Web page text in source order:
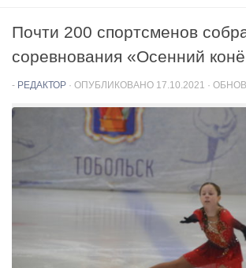
Почти 200 спортсменов
соревнования «Осенний
- РЕДАКТОР · ОПУБЛИКОВАНО 17.10.2021 ·